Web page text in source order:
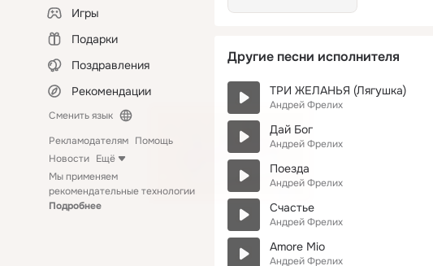
Игры
Подарки
Поздравления
Рекомендации
Сменить язык
Рекламодателям Помощь
Новости Ещё
Мы применяем
рекомендательные технологии
Подробнее
Другие песни исполнителя
ТРИ ЖЕЛАНЬЯ (Лягушка)
Андрей Фрелих
Дай Бог
Андрей Фрелих
Поезда
Андрей Фрелих
Счастье
Андрей Фрелих
Amore Mio
Андрей Фрелих